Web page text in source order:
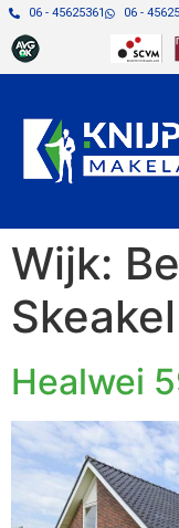
06 - 45625361 06 -
Wijk:
Skeakel
Healwei